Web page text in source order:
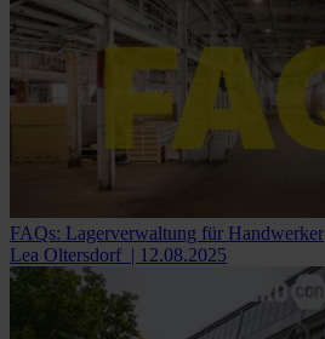
FAQs: Lagerverwaltung für Handwerker
Lea Oltersdorf | 12.08.2025